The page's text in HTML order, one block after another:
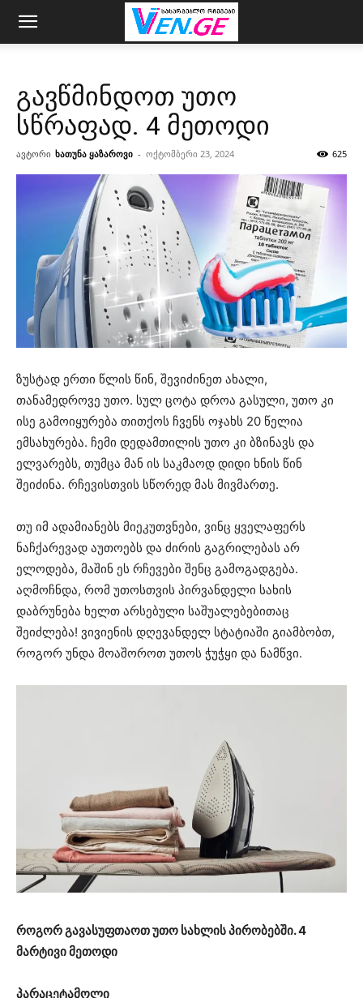
გავწმინდოთ უთო
სწრაფად. 4 მეთოდი
ავტორი ხათუნა ყაზაროვი - ოქტომბერი 23, 2024 625
ზუსტად ერთი წლის წინ, შევიძინეთ ახალი,
თანამედროვე უთო. სულ ცოტა დროა გასული, უთო კი
ისე გამოიყურება თითქოს ჩვენს ოჯახს 20 წელია
ემსახურება. ჩემი დედამთილის უთო კი ბზინავს და
ელვარებს, თუმცა მან ის საკმაოდ დიდი ხნის წინ
შეიძინა. რჩევისთვის სწორედ მას მივმართე.
თუ იმ ადამიანებს მიეკუთვნები, ვინც ყველაფერს
ნაჩქარევად აუთოებს და ძირის გაგრილებას არ
ელოდება, მაშინ ეს რჩევები შენც გამოგადგება.
აღმოჩნდა, რომ უთოსთვის პირვანდელი სახის
დაბრუნება ხელთ არსებული საშუალებებითაც
შეიძლება! ვივიენის დღევანდელ სტატიაში გიამბობთ,
როგორ უნდა მოაშოროთ უთოს ჭუჭყი და ნამწვი.
როგორ გავასუფთაოთ უთო სახლის პირობებში. 4
მარტივი მეთოდი
პარაცეტამოლი